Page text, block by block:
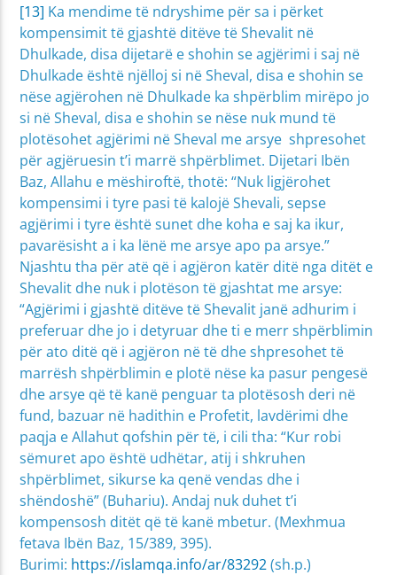
[13] Ka mendime të ndryshime për sa i përket
kompensimit të gjashtë ditëve të Shevalit në
Dhulkade, disa dijetarë e shohin se agjërimi i saj në
Dhulkade është njëlloj si në Sheval, disa e shohin se
nëse agjërohen në Dhulkade ka shpërblim mirëpo jo
si në Sheval, disa e shohin se nëse nuk mund të
plotësohet agjërimi në Sheval me arsye shpresohet
për agjëruesin t’i marrë shpërblimet. Dijetari Ibën
Baz, Allahu e mëshiroftë, thotë: “Nuk ligjërohet
kompensimi i tyre pasi të kalojë Shevali, sepse
agjërimi i tyre është sunet dhe koha e saj ka ikur,
pavarësisht a i ka lënë me arsye apo pa arsye.”
Njashtu tha për atë që i agjëron katër ditë nga ditët e
Shevalit dhe nuk i plotëson të gjashtat me arsye:
“Agjërimi i gjashtë ditëve të Shevalit janë adhurim i
preferuar dhe jo i detyruar dhe ti e merr shpërblimin
për ato ditë që i agjëron në të dhe shpresohet të
marrësh shpërblimin e plotë nëse ka pasur pengesë
dhe arsye që të kanë penguar ta plotësosh deri në
fund, bazuar në hadithin e Profetit, lavdërimi dhe
paqja e Allahut qofshin për të, i cili tha: “Kur robi
sëmuret apo është udhëtar, atij i shkruhen
shpërblimet, sikurse ka qenë vendas dhe i
shëndoshë” (Buhariu). Andaj nuk duhet t’i
kompensosh ditët që të kanë mbetur. (Mexhmua
fetava Ibën Baz, 15/389, 395).
Burimi: https://islamqa.info/ar/83292(sh.p.)